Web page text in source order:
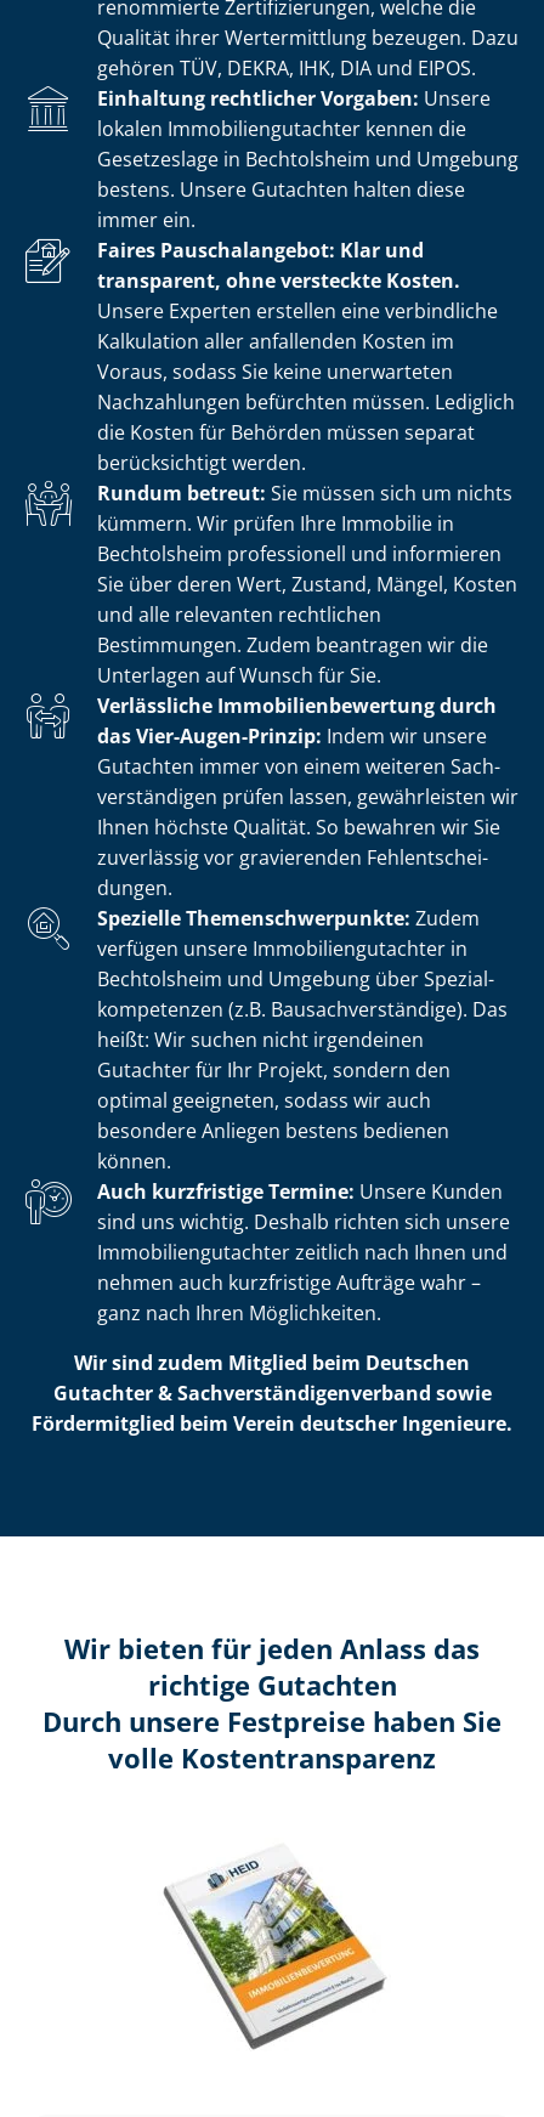
renommierte Zer­ti­fi­zie­run­gen, welche die
Qualität ihrer Wertermittlung bezeugen. Dazu
gehören TÜV, DEKRA, IHK, DIA und EIPOS.
Einhaltung rechtlicher Vorgaben: Unsere
lokalen Im­mo­bi­li­en­gut­ach­ter kennen die
Gesetzeslage in Bechtolsheim und Umgebung
bestens. Unsere Gutachten halten diese
immer ein.
Faires Pauschalangebot: Klar und
transparent, ohne versteckte Kosten.
Unsere Experten erstellen eine verbindliche
Kalkulation aller anfallenden Kosten im
Voraus, sodass Sie keine unerwarteten
Nachzahlungen befürchten müssen. Lediglich
die Kosten für Behörden müssen separat
berücksichtigt werden.
Rundum betreut: Sie müssen sich um nichts
kümmern. Wir prüfen Ihre Immobilie in
Bechtolsheim professionell und informieren
Sie über deren Wert, Zustand, Mängel, Kosten
und alle relevanten rechtlichen
Bestimmungen. Zudem beantragen wir die
Unterlagen auf Wunsch für Sie.
Verlässliche Im­mo­bi­li­en­be­wer­tung durch
das Vier-Augen-Prinzip: Indem wir unsere
Gutachten immer von einem weiteren Sach­
ver­stän­di­gen prüfen lassen, gewährleisten wir
Ihnen höchste Qualität. So bewahren wir Sie
zuverlässig vor gravierenden Fehl­ent­schei­
dun­gen.
Spezielle The­men­schwer­punk­te: Zudem
verfügen unsere Im­mo­bi­li­en­gut­ach­ter in
Bechtolsheim und Umgebung über Spe­zi­al­
kom­pe­ten­zen (z.B. Bau­sach­ver­stän­di­ge). Das
heißt: Wir suchen nicht irgendeinen
Gutachter für Ihr Projekt, sondern den
optimal geeigneten, sodass wir auch
besondere Anliegen bestens bedienen
können.
Auch kurzfristige Termine: Unsere Kunden
sind uns wichtig. Deshalb richten sich unsere
Im­mo­bi­li­en­gut­ach­ter zeitlich nach Ihnen und
nehmen auch kurzfristige Aufträge wahr –
ganz nach Ihren Möglichkeiten.
Wir sind zudem Mitglied beim Deutschen
Gutachter & Sach­ver­stän­di­gen­ver­band sowie
Fördermitglied beim Verein deutscher Ingenieure.
Wir bieten für jeden Anlass das
richtige Gutachten
Durch unsere Festpreise haben Sie
volle Kosten­transparenz